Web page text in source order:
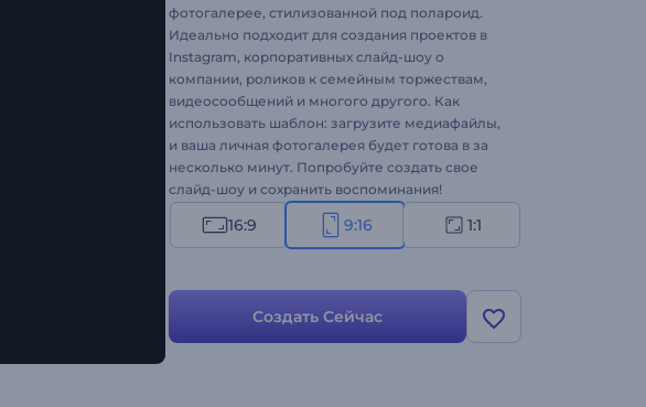
фотогалерее, стилизованной под полароид.
Идеально подходит для создания проектов в
Instagram, корпоративных слайд-шоу о
компании, роликов к семейным торжествам,
видеосообщений и многого другого. Как
использовать шаблон: загрузите медиафайлы,
и ваша личная фотогалерея будет готова в за
несколько минут. Попробуйте создать свое
слайд-шоу и сохранить воспоминания!
16:9 9:16 1:1
Создать Сейчас